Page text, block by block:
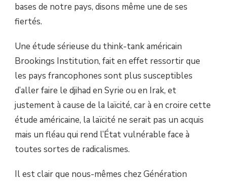
bases de notre pays, disons même une de ses
fiertés.
Une étude sérieuse du think-tank américain
Brookings Institution, fait en effet ressortir que
les pays francophones sont plus susceptibles
d’aller faire le djihad en Syrie ou en Irak, et
justement à cause de la laïcité, car à en croire cette
étude américaine, la laïcité ne serait pas un acquis
mais un fléau qui rend l’État vulnérable face à
toutes sortes de radicalismes.
Il est clair que nous-mêmes chez Génération